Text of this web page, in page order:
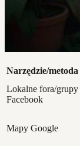
Narzędzie/metoda
Lokalne fora/grupy
Facebook
Mapy Google